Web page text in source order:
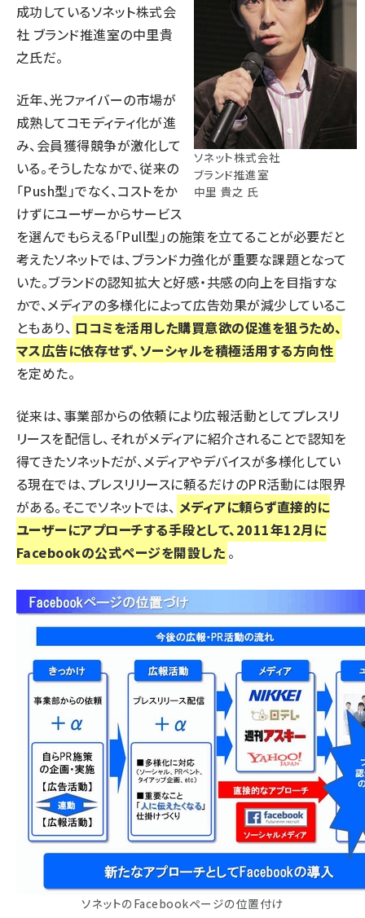
ソネット株式会社
ブランド推進室
中里 貴之 氏
成功しているソネット株式会
社 ブランド推進室の中里貴
之氏だ。
近年、光ファイバーの市場が
成熟してコモディティ化が進
み、会員獲得競争が激化して
いる。そうしたなかで、従来の
「Push型」でなく、コストをか
けずにユーザーからサービス
を選んでもらえる「Pull型」の施策を立てることが必要だと
考えたソネットでは、ブランド力強化が重要な課題となって
いた。ブランドの認知拡大と好感・共感の向上を目指すな
かで、メディアの多様化によって広告効果が減少しているこ
ともあり、 口コミを活用した購買意欲の促進を狙うため、
マス広告に依存せず、ソーシャルを積極活用する方向性
を定めた。
従来は、事業部からの依頼により広報活動としてプレスリ
リースを配信し、それがメディアに紹介されることで認知を
得てきたソネットだが、メディアやデバイスが多様化してい
る現在では、プレスリリースに頼るだけのPR活動には限界
がある。そこでソネットでは、 メディアに頼らず直接的に
ユーザーにアプローチする手段として、2011年12月に
Facebookの公式ページを開設した 。
ソネットのFacebookページの位置付け